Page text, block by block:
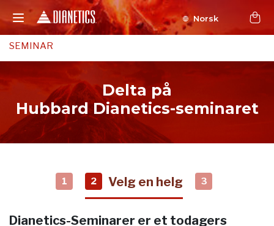
Norsk
SEMINAR
Delta på
Hubbard Dianetics-seminaret
1 2 Velg en helg 3
Dianetics-Seminarer er et todagers